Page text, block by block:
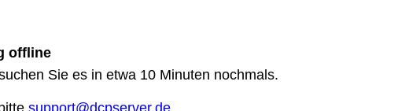
offline
Sie es in etwa 10 Minuten nochmals.
support@dcpserver.de